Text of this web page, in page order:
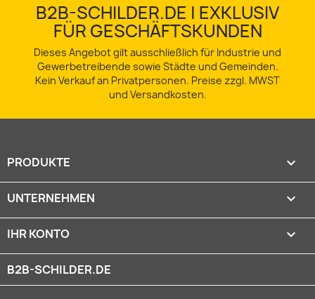
B2B-SCHILDER.DE | EXKLUSIV
FÜR GESCHÄFTSKUNDEN
Dieses Angebot gilt ausschließlich für Industrie und
Gewerbetreibende sowie Städte und Gemeinden.
Kein Verkauf an Privatpersonen. Preise zzgl. MWST
und Versandkosten.
PRODUKTE 
UNTERNEHMEN 
IHR KONTO 
B2B-SCHILDER.DE